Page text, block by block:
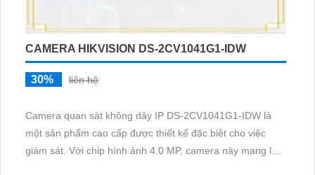
CAMERA HIKVISION DS-2CV1041G1-IDW
30% liên hệ
Camera quan sát không dây IP DS-2CV1041G1-IDW là
một sản phẩm cao cấp được thiết kế đặc biệt cho việc
giám sát. Với chip hình ảnh 4.0 MP, camera này mang lại